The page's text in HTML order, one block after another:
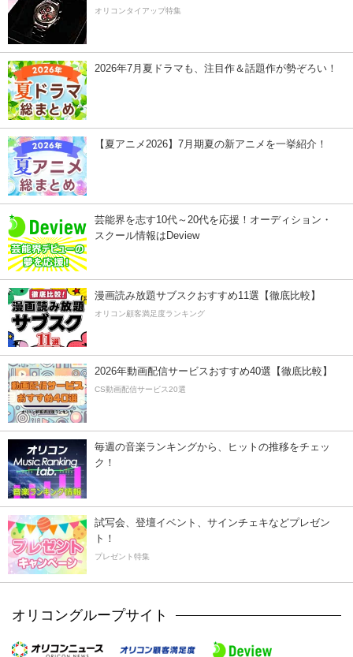
オリコンタイアップ特集
2026年7月夏ドラマも、注目作＆話題作が勢ぞろい！
【夏アニメ2026】7月期夏の新アニメを一挙紹介！
芸能界を志す10代～20代を応援！オーディション・
スクール情報はDeview
漫画読み放題サブスクおすすめ11選【徹底比較】
オリコン顧客満足度ランキング
2026年動画配信サービスおすすめ40選【徹底比較】
CS動画配信サービス20選
毎週の音楽ランキングから、ヒットの推移をチェッ
ク！
試写会、登壇イベント、サインチェキなどプレゼン
ト！
プレゼント特集
オリコングループサイト